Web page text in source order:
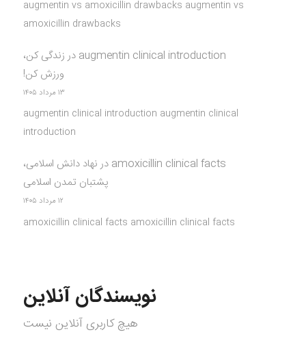
augmentin vs amoxicillin drawbacks augmentin vs
amoxicillin drawbacks
augmentin clinical introduction در زندگی کن،
ورزش کن!
۱۳ مرداد ۱۴۰۵
augmentin clinical introduction augmentin clinical
introduction
amoxicillin clinical facts در نهاد دانش اسلامی،
پشتبان تمدن اسلامی
۱۲ مرداد ۱۴۰۵
amoxicillin clinical facts amoxicillin clinical facts
نویسندگان آنلاین
هیچ کاربری آنلاین نیست